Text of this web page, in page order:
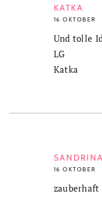
KATKA
16 OKTOBER
Und tolle
LG
Katka
SANDRINA
16 OKTOBER
zauberhaft